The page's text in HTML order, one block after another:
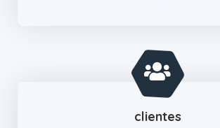
clientes